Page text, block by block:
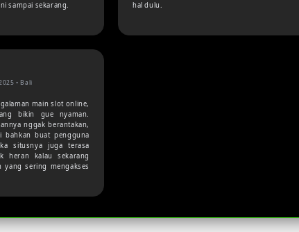
sampai sekarang.
hal dulu.
• Bali
main slot online,
bikin gue nyaman.
nggak berantakan,
bahkan buat pengguna
situsnya juga terasa
heran kalau sekarang
yang sering mengakses